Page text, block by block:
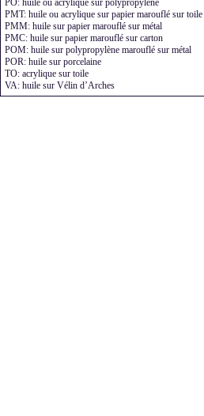
PO: huile ou acrylique sur polypropylène
PMT: huile ou acrylique sur papier marouflé sur toile
PMM: huile sur papier marouflé sur métal
PMC: huile sur papier marouflé sur carton
POM: huile sur polypropylène marouflé sur métal
POR: huile sur porcelaine
TO: acrylique sur toile
VA: huile sur Vélin d’Arches